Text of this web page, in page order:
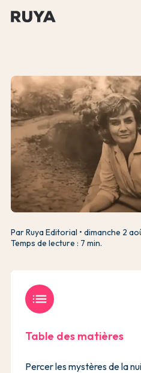
Par Ruya Editorial
dimanche 2
Temps de lecture : 7 min.
list
Table des matières
Percer les mystères de la